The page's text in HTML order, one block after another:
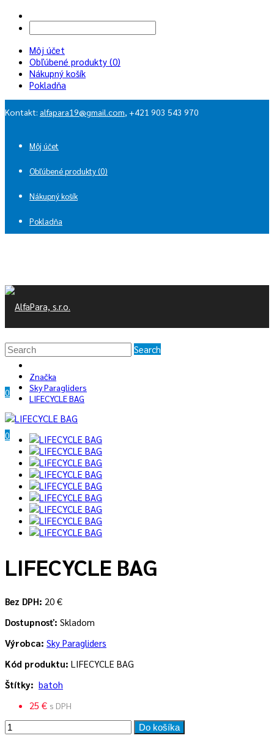
Môj účet
Obľúbené produkty (0)
Nákupný košík
Pokladňa
Kontakt: alfapara19@gmail.com, +421 903 543 970
Môj účet
Obľúbené produkty (0)
Nákupný košík
Pokladňa
Search
0
0 0 €
Váš nákupný košík je prázdny!
Značka
Sky Paragliders
LIFECYCLE BAG
LIFECYCLE BAG
Bez DPH: 20 €
Dostupnosť: Skladom
Výrobca: Sky Paragliders
Kód produktu: LIFECYCLE BAG
Štítky: batoh
25 € s DPH
Do košíka